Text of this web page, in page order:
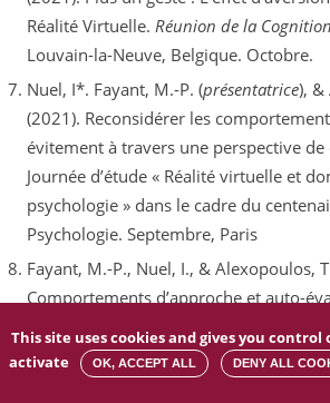
Réalité Virtuelle. Réunion de la
Louvain-la-Neuve, Belgique. Octobre.
Nuel, I*. Fayant, M.-P. (présentatrice), &
(2021). Reconsidérer les
évitement à travers une perspective
Journée d’étude « Réalité virtuelle et
psychologie » dans le cadre du
Psychologie. Septembre, Paris
Fayant, M.-P., Nuel, I., & Alexopoulos,
Comportements d’approche et auto-
Cognition Sociale sur invitation
France, Décembre.
This site uses cookies and gives you
activate
OK, ACCEPT ALL DENY ALL